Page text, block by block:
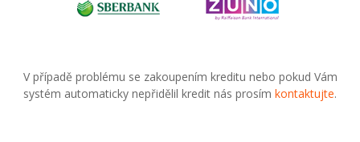
V případě problému se zakoupením kreditu nebo pokud Vám
systém automaticky nepřidělil kredit nás prosím kontaktujte.